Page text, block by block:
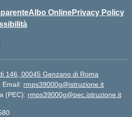
Albo OnlinePrivacy Policy
146, 00045 Genzano di Roma
Email: rmps39000g@istruzione.it
(PEC): rmps39000g@pec.istruzione.it